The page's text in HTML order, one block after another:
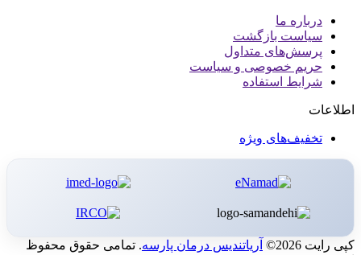
درباره ما
سیاست بازگشت
پرسش‌های متداول
حریم خصوصی و سیاست
شرایط استفاده
اطلاعات
تخفیف‌های ویژه
کپی رایت 2026© آریاتندیس درمان پارسه. تمامی حقوق محفوظ